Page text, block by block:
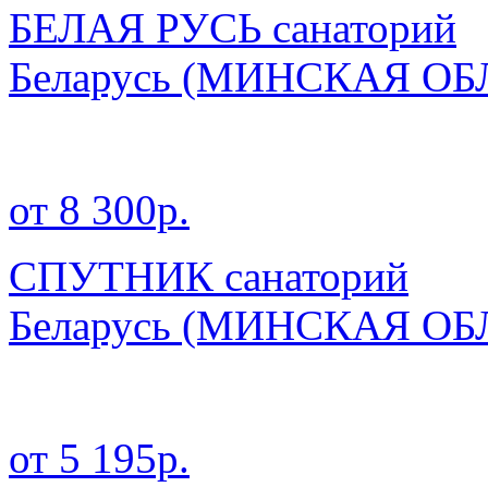
БЕЛАЯ РУСЬ санаторий
Беларусь (МИНСКАЯ
от 8 300р.
СПУТНИК санаторий
Беларусь (МИНСКАЯ
от 5 195р.